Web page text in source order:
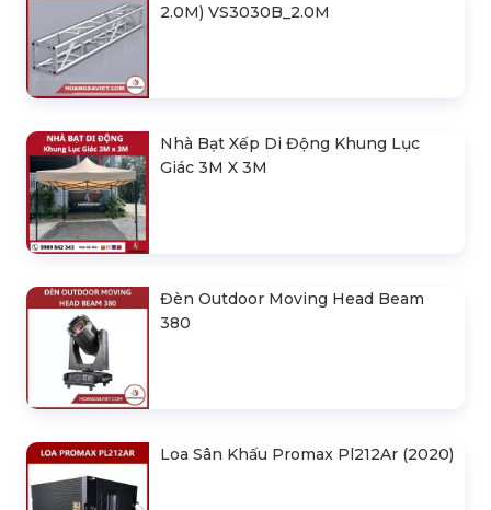
2.0M) VS3030B_2.0M
Nhà Bạt Xếp Di Động Khung Lục
Giác 3M X 3M
Đèn Outdoor Moving Head Beam
380
Loa Sân Khấu Promax Pl212Ar (2020)